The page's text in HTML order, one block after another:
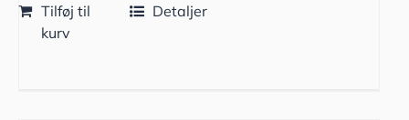
Tilføj til
kurv
Detaljer